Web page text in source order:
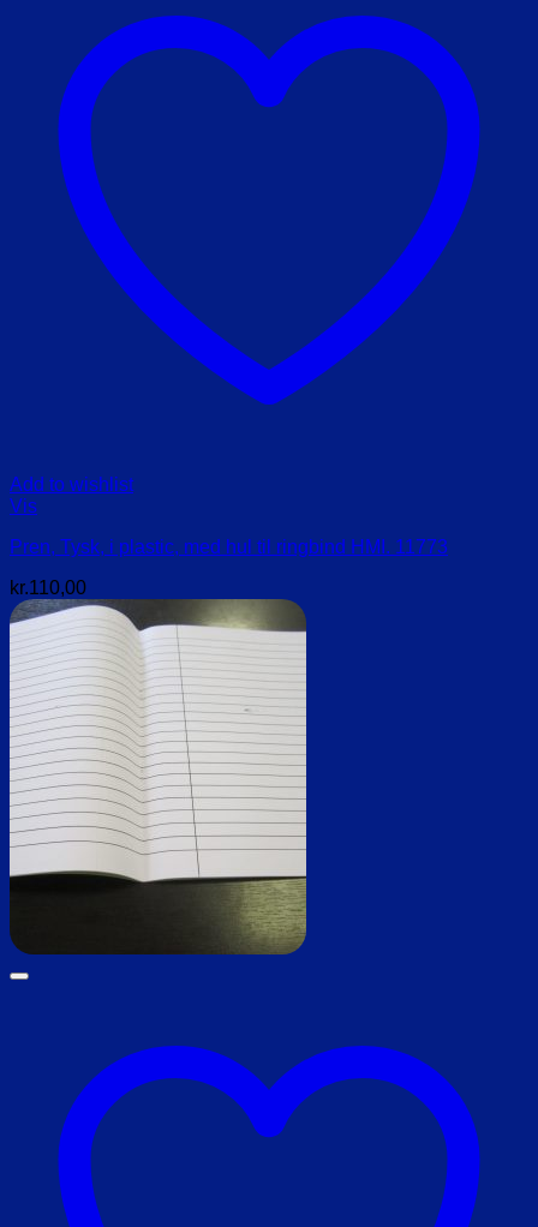
Add to wishlist
Vis
Pren, Tysk, i plastic, med hul til ringbind HMI. 11773
kr.110,00